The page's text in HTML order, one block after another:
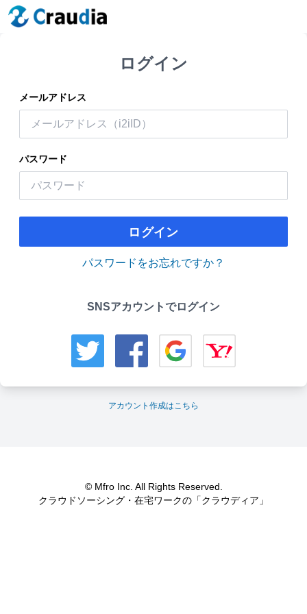
ログイン
メールアドレス
パスワード
ログイン
パスワードをお忘れですか？
SNSアカウントでログイン
アカウント作成はこちら
© Mfro Inc. All Rights Reserved.
クラウドソーシング・在宅ワークの「クラウディア」